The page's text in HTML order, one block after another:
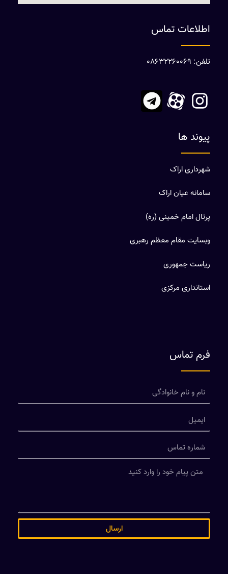
اطلاعات تماس
تلفن: 08632260069
پیوند ها
شهرداری اراک
سامانه عیان اراک
پرتال امام خمینی (ره)
وبسایت مقام معظم رهبری
ریاست جمهوری
استانداری مرکزی
فرم تماس
ارسال